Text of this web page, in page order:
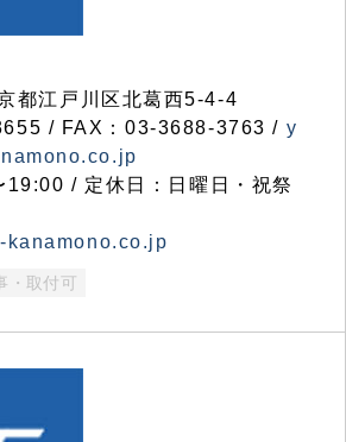
江戸川区北葛西5-4-4
/ FAX：03-3688-3763 / y
/ 定休日：日曜日・祝祭
kanamono.co.jp
・取付可